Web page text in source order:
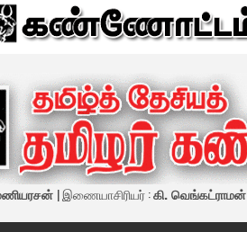
| இணையாசிரியர் :கி. வெங்கட்ராமன்